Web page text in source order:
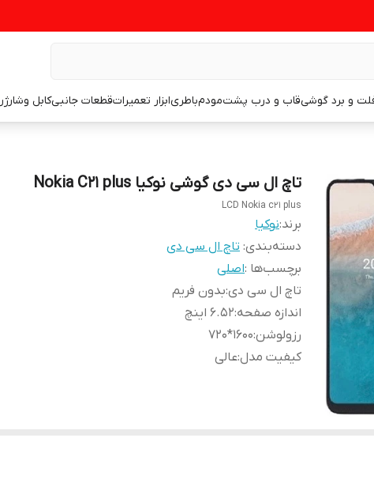
و برد گوشیقاب و درب پشتمودمباطریابزار تعمیراتقطعات جانبیکابل وشارژر
تاچ ال سی دی گوشی نوکیا Nokia C21 plus
LCD Nokia c21 plus
برند:نوکیا
دسته‌بندی: تاچ ال سی دی
برچسب‌ها :اصلی
تاچ ال سی دی:بدون فریم
اندازه صفحه:6.52 اینچ
رزولوشن:
1600*720
کیفیت مدل:عالی